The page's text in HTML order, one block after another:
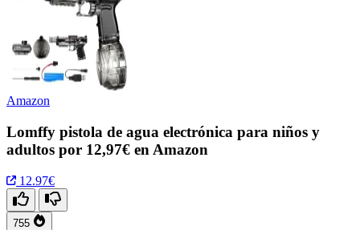
Amazon
Lomffy pistola de agua electrónica para niños y
adultos por 12,97€ en Amazon
12.97€
755